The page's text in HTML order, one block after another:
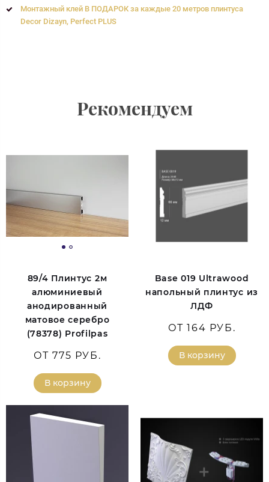
Монтажный клей В ПОДАРОК за каждые 20 метров плинтуса
Decor Dizayn, Perfect PLUS
Рекомендуем
89/4 Плинтус 2м
алюминиевый
анодированный
матовое серебро
(78378) Profilpas
ОТ 775 РУБ.
В корзину
Base 019 Ultrawood
напольный плинтус из
ЛДФ
ОТ 164 РУБ.
В корзину